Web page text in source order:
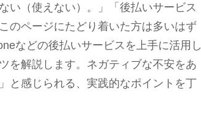
い（使えない）。」「後払いサービス
のページにたどり着いた方は多いはず
などの後払いサービスを上手に活用し
を解説します。ネガティブな不安をあ
と感じられる、実践的なポイントを丁